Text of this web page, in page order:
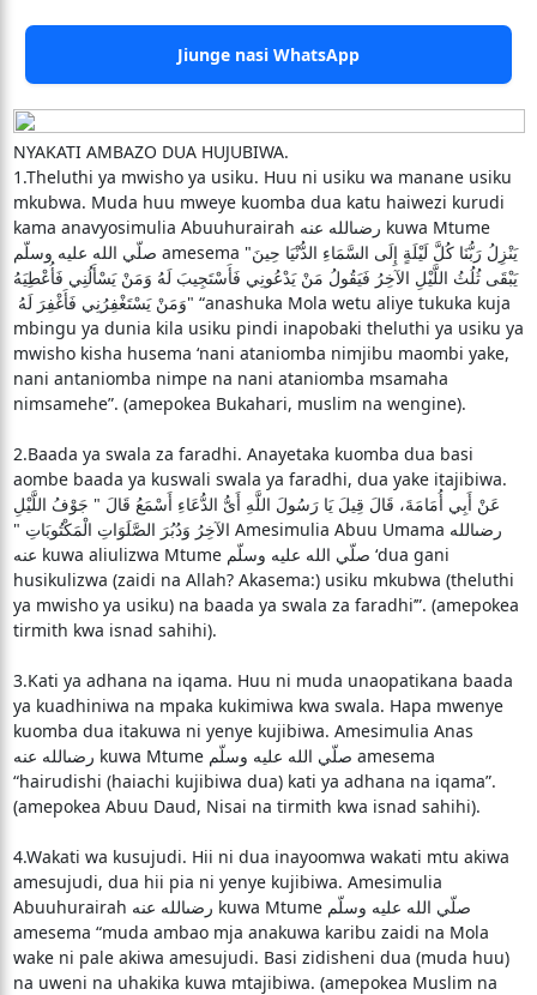
Jiunge nasi WhatsApp
NYAKATI AMBAZO DUA HUJUBIWA.
1.Theluthi ya mwisho ya usiku. Huu ni usiku wa manane usiku
mkubwa. Muda huu mweye kuomba dua katu haiwezi kurudi
kama anavyosimulia Abuuhurairah رضىالله عنه kuwa Mtume
صلّي الله عليه وسلّم amesema "‏ يَنْزِلُ رَبُّنَا كُلَّ لَيْلَةٍ إِلَى السَّمَاءِ الدُّنْيَا حِينَ
يَبْقَى ثُلُثُ اللَّيْلِ الآخِرُ فَيَقُولُ مَنْ يَدْعُونِي فَأَسْتَجِيبَ لَهُ وَمَنْ يَسْأَلُنِي فَأُعْطِيَهُ
وَمَنْ يَسْتَغْفِرُنِي فَأَغْفِرَ لَهُ ‏" “anashuka Mola wetu aliye tukuka kuja
mbingu ya dunia kila usiku pindi inapobaki theluthi ya usiku ya
mwisho kisha husema ‘nani ataniomba nimjibu maombi yake,
nani antaniomba nimpe na nani ataniomba msamaha
nimsamehe”. (amepokea Bukahari, muslim na wengine).
2.Baada ya swala za faradhi. Anayetaka kuomba dua basi
aombe baada ya kuswali swala ya faradhi, dua yake itajibiwa.
عَنْ أَبِي أُمَامَةَ، قَالَ قِيلَ يَا رَسُولَ اللَّهِ أَىُّ الدُّعَاءِ أَسْمَعُ قَالَ ‏"‏ جَوْفُ اللَّيْلِ
الآخِرُ وَدُبُرَ الصَّلَوَاتِ الْمَكْتُوبَاتِ ‏"‏ Amesimulia Abuu Umama رضىالله
عنه kuwa aliulizwa Mtume صلّي الله عليه وسلّم ‘dua gani
husikulizwa (zaidi na Allah? Akasema:) usiku mkubwa (theluthi
ya mwisho ya usiku) na baada ya swala za faradhi’”. (amepokea
tirmith kwa isnad sahihi).
3.Kati ya adhana na iqama. Huu ni muda unaopatikana baada
ya kuadhiniwa na mpaka kukimiwa kwa swala. Hapa mwenye
kuomba dua itakuwa ni yenye kujibiwa. Amesimulia Anas
رضىالله عنه kuwa Mtume صلّي الله عليه وسلّم amesema
“hairudishi (haiachi kujibiwa dua) kati ya adhana na iqama”.
(amepokea Abuu Daud, Nisai na tirmith kwa isnad sahihi).
4.Wakati wa kusujudi. Hii ni dua inayoomwa wakati mtu akiwa
amesujudi, dua hii pia ni yenye kujibiwa. Amesimulia
Abuuhurairah رضىالله عنه kuwa Mtume صلّي الله عليه وسلّم
amesema “muda ambao mja anakuwa karibu zaidi na Mola
wake ni pale akiwa amesujudi. Basi zidisheni dua (muda huu)
na uweni na uhakika kuwa mtajibiwa. (amepokea Muslim na